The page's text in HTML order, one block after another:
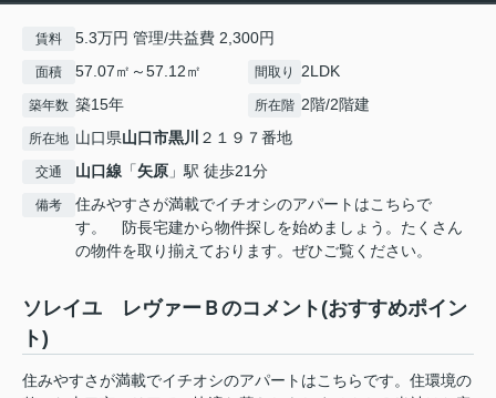
賃料 5.3万円 管理/共益費 2,300円
面積 57.07㎡～57.12㎡ 間取り 2LDK
築年数 築15年 所在階 2階/2階建
所在地 山口県山口市黒川 ２１９７番地
交通 山口線 「矢原 」駅 徒歩21分
備考
住みやすさが満載でイチオシのアパートはこちらで
す。 防長宅建から物件探しを始めましょう。たくさん
の物件を取り揃えております。ぜひご覧ください。
ソレイユ レヴァーＢのコメント(おすすめポイン
ト)
住みやすさが満載でイチオシのアパートはこちらです。住環境の